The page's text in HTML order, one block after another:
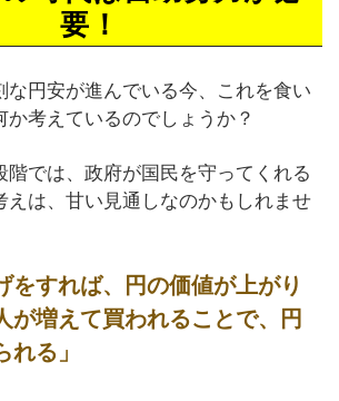
要！
な円安が進んでいる今、これを食い
考えているのでしょうか？
では、政府が国民を守ってくれる
えは、甘い見通しなのかもしれませ
をすれば、円の価値が上がり
が増えて買われることで、円
る」